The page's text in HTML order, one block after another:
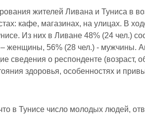
жителей Ливана и Туниса в
кафе, магазинах, на улицах. В
Из них в Ливане 48% (24 чел.)
женщины, 56% (28 чел.) - мужчины.
сведения о респонденте (возраст,
здоровья, особенностях и
в Тунисе число молодых людей,